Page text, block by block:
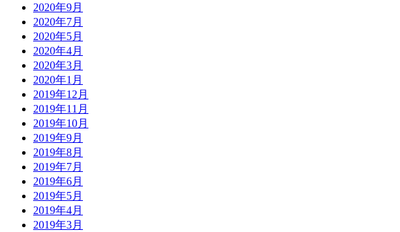
2020年9月
2020年7月
2020年5月
2020年4月
2020年3月
2020年1月
2019年12月
2019年11月
2019年10月
2019年9月
2019年8月
2019年7月
2019年6月
2019年5月
2019年4月
2019年3月